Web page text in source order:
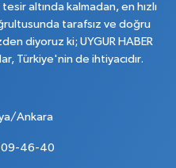
altında kalmadan, en hızlı
tarafsız ve doğru
diyoruz ki; UYGUR HABER
Türkiye'nin de ihtiyacıdır.
Ankara
46-40